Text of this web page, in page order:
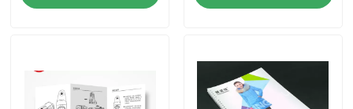
Prodotti